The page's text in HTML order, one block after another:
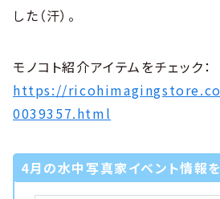
した（汗）。
モノコト紹介アイテムをチェック：
https://
0039357.html
4月の水中写真家イベント情報